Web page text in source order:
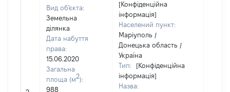
Вид об'єкта:
Земельна
ділянка
Дата набуття
права:
15.06.2020
Загальна
площа (м2):
988
[Конфіденційна
інформація]
Населений пункт:
Маріуполь /
Донецька область /
Україна
Тип:
[Конфіденційна
інформація]
Назва: